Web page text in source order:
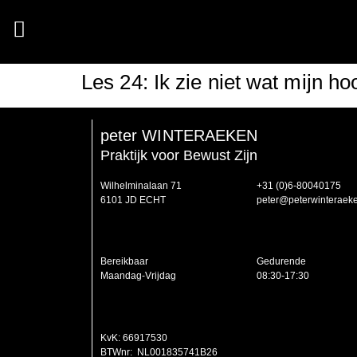
Les 24: Ik zie niet wat mijn
peter WINTERAEKEN
Praktijk voor Bewust Zijn
Wilhelminalaan 71
6101 JD ECHT
‭+31 (0)6-80040175‬
Bereikbaar
Maandag-Vrijdag
Gedurende
08:30-17:30
KvK: 66917530
BTWnr: NL001835741B26